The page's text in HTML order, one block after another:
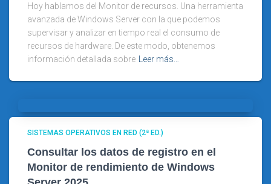
Hoy hablamos del Monitor de recursos. Una herramienta
avanzada de Windows Server con la que podemos
supervisar y analizar en tiempo real el consumo de
recursos de hardware. De este modo, obtenemos
información detallada sobre
Leer más…
SISTEMAS OPERATIVOS EN RED (2ª ED.)
Consultar los datos de registro en el
Monitor de rendimiento de Windows